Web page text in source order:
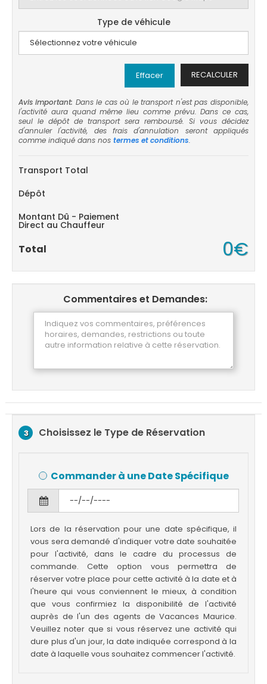
Type de véhicule
RECALCULER
Effacer
Avis important: Dans le cas où le transport n'est pas disponible,
l'activité aura quand même lieu comme prévu. Dans ce cas,
seul le dépôt de transport sera remboursé. Si vous décidez
d'annuler l'activité, des frais d'annulation seront appliqués
comme indiqué dans nos termes et conditions.
Transport Total
Dépôt
Montant Dû - Paiement
Direct au Chauffeur
Total 0€
Commentaires et Demandes:
3 Choisissez le Type de Réservation
Commander à une Date Spécifique
Lors de la réservation pour une date spécifique, il
vous sera demandé d'indiquer votre date souhaitée
pour l'activité, dans le cadre du processus de
commande. Cette option vous permettra de
réserver votre place pour cette activité à la date et à
l'heure qui vous conviennent le mieux, à condition
que vous confirmiez la disponibilité de l'activité
auprès de l'un des agents de Vacances Maurice.
Veuillez noter que si vous réservez une activité qui
dure plus d'un jour, la date indiquée correspond à la
date à laquelle vous souhaitez commencer l'activité.